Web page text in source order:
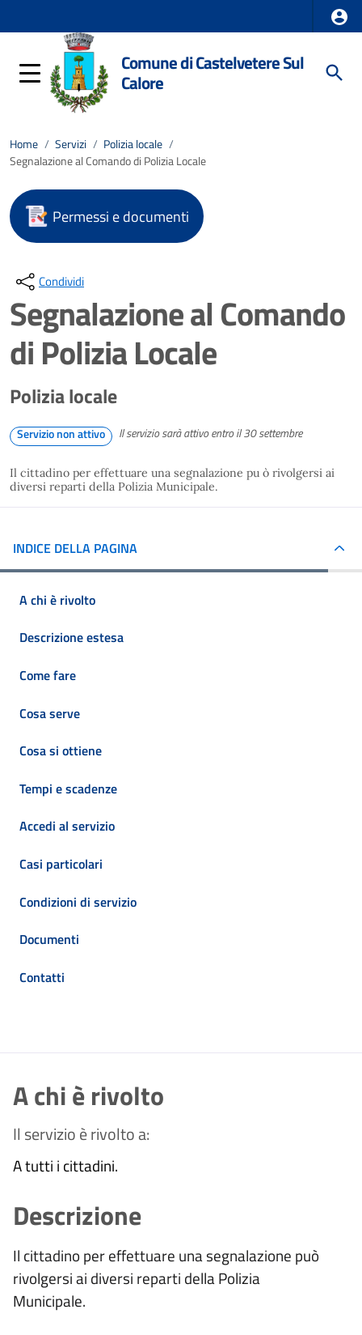
Comune di Castelvetere Sul
Calore
Home / Servizi / Polizia locale /
Segnalazione al Comando di Polizia Locale
Permessi e documenti
Condividi
Segnalazione al Comando
di Polizia Locale
Polizia locale
Servizio non attivo Il servizio sarà attivo entro il 30 settembre
Il cittadino per effettuare una segnalazione pu ò rivolgersi ai
diversi reparti della Polizia Municipale.
INDICE DELLA PAGINA
A chi è rivolto
Descrizione estesa
Come fare
Cosa serve
Cosa si ottiene
Tempi e scadenze
Accedi al servizio
Casi particolari
Condizioni di servizio
Documenti
Contatti
A chi è rivolto
Il servizio è rivolto a:
A tutti i cittadini.
Descrizione
Il cittadino per effettuare una segnalazione può
rivolgersi ai diversi reparti della Polizia
Municipale.